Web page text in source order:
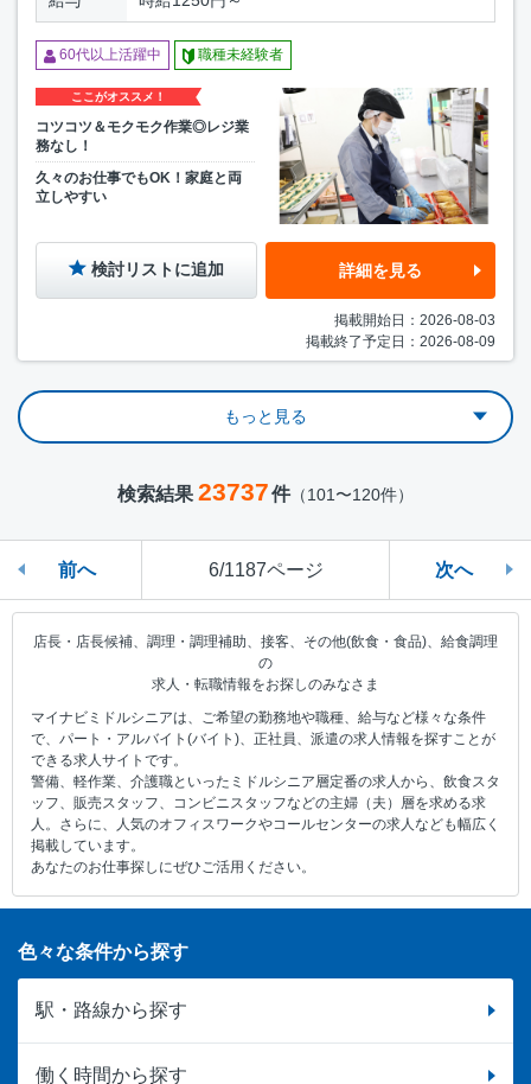
60代以上活躍中 職種未経験者
ここがオススメ！
コツコツ＆モクモク作業◎レジ業
務なし！
久々のお仕事でもOK！家庭と両
立しやすい
検討リストに追加 詳細を見る
掲載開始日：2026-08-03
掲載終了予定日：2026-08-09
もっと見る
検索結果 23737件（101〜120件）
前へ 6/1187ページ 次へ
店長・店長候補、調理・調理補助、接客、その他(飲食・食品)、給食調理
の
求人・転職情報をお探しのみなさま
マイナビミドルシニアは、ご希望の勤務地や職種、給与など様々な条件
で、パート・アルバイト(バイト)、正社員、派遣の求人情報を探すことが
できる求人サイトです。
警備、軽作業、介護職といったミドルシニア層定番の求人から、飲食スタ
ッフ、販売スタッフ、コンビニスタッフなどの主婦（夫）層を求める求
人。さらに、人気のオフィスワークやコールセンターの求人なども幅広く
掲載しています。
あなたのお仕事探しにぜひご活用ください。
色々な条件から探す
駅・路線から探す
働く時間から探す